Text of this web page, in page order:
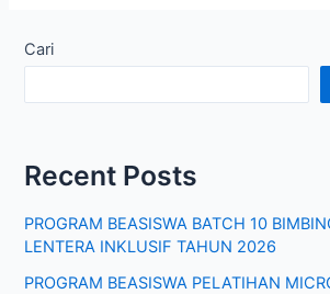
Cari
Recent Posts
PROGRAM BEASISWA BATCH 10
LENTERA INKLUSIF TAHUN 2026
PROGRAM BEASISWA PELATIHAN